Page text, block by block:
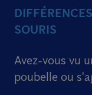
SOURIS
Avez-vous vu
poubelle ou